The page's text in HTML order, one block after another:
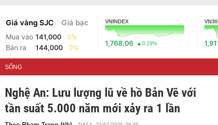
Giá vàng SJC Giá bạc
Mua vào 141,000
0%
Bán ra
144,000 0%
VNINDEX
1,768.06 0.19%
VN30
SỐNG
Nghệ An: Lưu lượng lũ về hồ Bản Vẽ với
tần suất 5.000 năm mới xảy ra 1 lần